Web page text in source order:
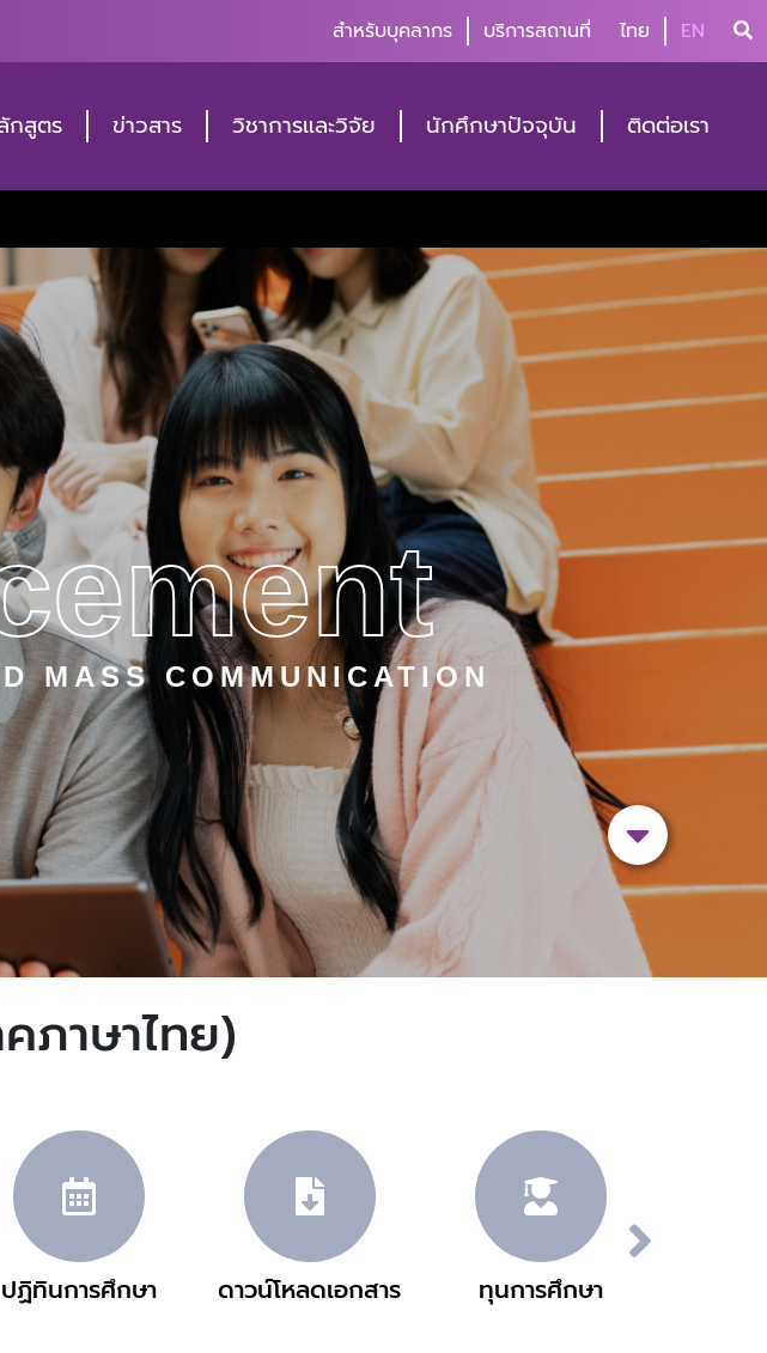
สำหรับบุคลากร บริการสถานที่ ไทย EN
กสูตร ข่าวสาร วิชาการและวิจัย นักศึกษาปัจจุบัน ติดต่อเรา
MASS COMMUNICATION
าษาไทย)
ปฏิทินการศึกษา ดาวน์โหลดเอกสาร ทุนการศึกษา